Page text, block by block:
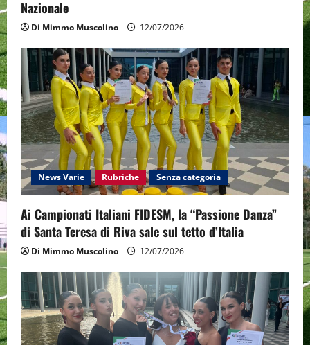
n
Nazionale
Di Mimmo Muscolino 12/07/2026
News Varie Rubriche Senza categoria
Ai Campionati Italiani FIDESM, la “Passione Danza”
di Santa Teresa di Riva sale sul tetto d’Italia
Di Mimmo Muscolino 12/07/2026